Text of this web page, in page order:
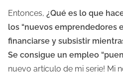
a
Entonces, ¿Qué es lo que
los “nuevos emprendedores
financiarse y subsistir
Se consigue un empleo
nuevo artículo de mi serie! Mi